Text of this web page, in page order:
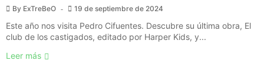
By ExTreBeO 19 de septiembre de 2024
Este año nos visita Pedro Cifuentes. Descubre su última obra, El
club de los castigados, editado por Harper Kids, y...
Leer más